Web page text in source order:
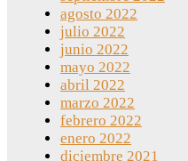
agosto 2022
julio 2022
junio 2022
mayo 2022
abril 2022
marzo 2022
febrero 2022
enero 2022
diciembre 2021